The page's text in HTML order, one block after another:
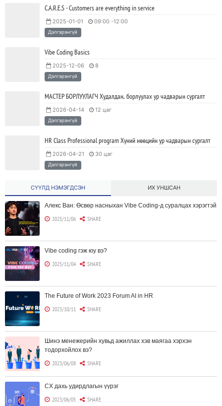
C.A.R.E.S - Customers are everything in service
2025-01-01 09:00 -12:00
Дэлгэрэнгүй
Vibe Coding Basics
2025-12-06 8
Дэлгэрэнгүй
МАСТЕР БОРЛУУЛАГЧ Худалдан, борлуулах ур чадварын сургалт
2026-04-14 12 цаг
Дэлгэрэнгүй
HR Class Professional program Хүний нөөцийн ур чадварын сургалт
2026-04-21 30 цаг
Дэлгэрэнгүй
СҮҮЛД НЭМЭГДСЭН ИХ УНШСАН
Алекс Ван: Өсвөр насныхан Vibe Coding-д суралцах хэрэгтэй
2025/11/06 SHARE
Vibe coding гэж юу вэ?
2025/11/04 SHARE
The Future of Work 2023 Forum AI in HR
2023/10/11 SHARE
Шинэ менежерийн хувьд ажиллах хэв маягаа хэрхэн
тодорхойлох вэ?
2023/06/08 SHARE
CX дахь удирдлагын үүрэг
2023/06/05 SHARE